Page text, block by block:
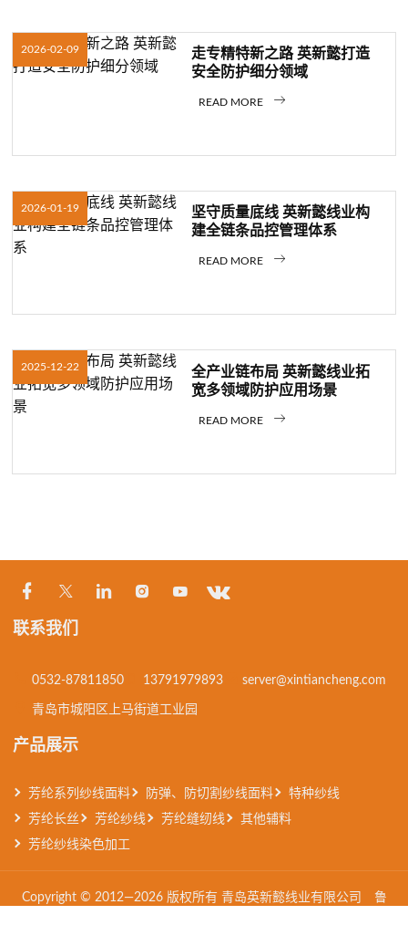
2026-02-09
走专精特新之路 英新懿打造
安全防护细分领域
READ MORE
2026-01-19
坚守质量底线 英新懿线业构
建全链条品控管理体系
READ MORE
2025-12-22
全产业链布局 英新懿线业拓
宽多领域防护应用场景
READ MORE
联系我们
0532-87811850 13791979893 server@xintiancheng.com
青岛市城阳区上马街道工业园
产品展示
芳纶系列纱线面料 防弹、防切割纱线面料
特种纱线
芳纶长丝
芳纶纱线 芳纶缝纫线
其他辅料
芳纶纱线染色加工
Copyright © 2012—2026 版权所有 青岛英新懿线业有限公司
鲁